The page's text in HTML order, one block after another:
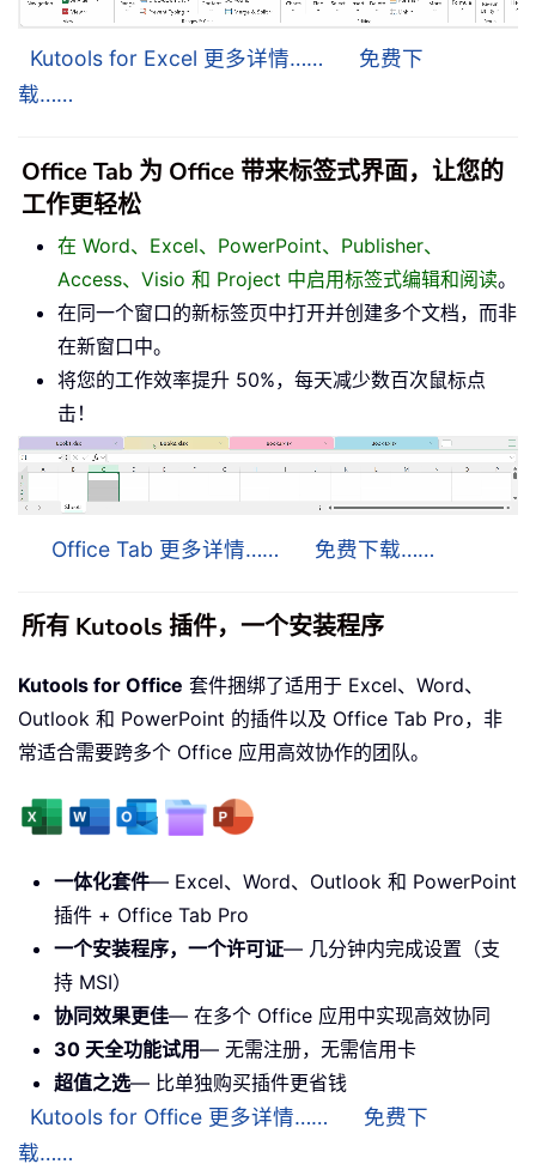
Kutools for Excel 更多详情……
免费下
载……
Office Tab 为 Office 带来标签式界面，让您的
工作更轻松
在 Word、Excel、PowerPoint、Publisher、
Access、Visio 和 Project 中启用标签式编辑和阅读。
在同一个窗口的新标签页中打开并创建多个文档，而非
在新窗口中。
将您的工作效率提升 50%，每天减少数百次鼠标点
击！
Office Tab 更多详情…… 免费下载……
所有 Kutools 插件，一个安装程序
Kutools for Office 套件捆绑了适用于 Excel、Word、
Outlook 和 PowerPoint 的插件以及 Office Tab Pro，非
常适合需要跨多个 Office 应用高效协作的团队。
一体化套件— Excel、Word、Outlook 和 PowerPoint
插件 + Office Tab Pro
一个安装程序，一个许可证— 几分钟内完成设置（支
持 MSI）
协同效果更佳— 在多个 Office 应用中实现高效协同
30 天全功能试用— 无需注册，无需信用卡
超值之选— 比单独购买插件更省钱
Kutools for Office 更多详情……
免费下
载……